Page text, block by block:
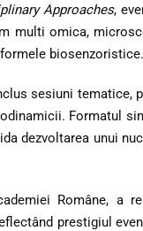
Approaches,
multi omica,
biosenzoristice.
sesiuni tematice,
Formatul
dezvoltarea unui
Române, a
prestigiul